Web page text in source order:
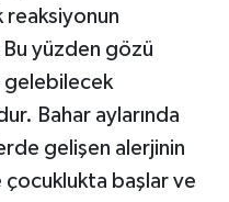
reaksiyonun
yüzden gözü
Bahar aylarında
gelişen alerjinin
başlar ve